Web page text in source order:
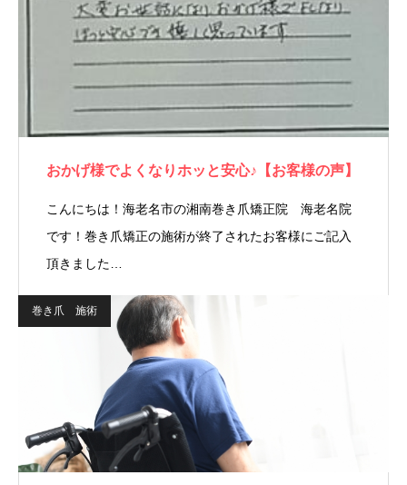
おかげ様でよくなりホッと安心♪【お客様の声】
こんにちは！海老名市の湘南巻き爪矯正院 海老名院
です！巻き爪矯正の施術が終了されたお客様にご記入
頂きました…
巻き爪 施術